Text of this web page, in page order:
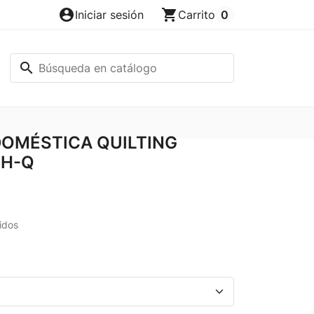
account_circleIniciar sesión shopping_cart Carrito 0
search
QUILTING
Q